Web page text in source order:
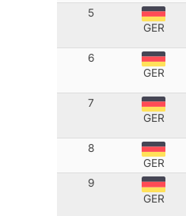
5
GER
6
GER
7
GER
8
GER
9
GER